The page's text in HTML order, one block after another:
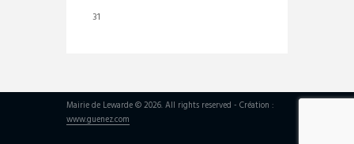
31
Mairie de Lewarde © 2026. All rights reserved - Création :
www.guenez.com